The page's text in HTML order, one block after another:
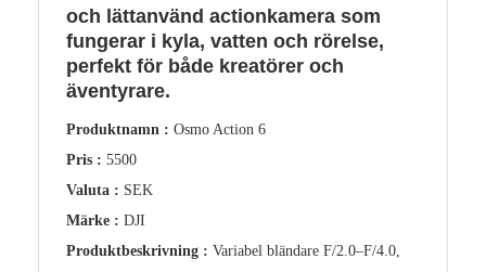
och lättanvänd actionkamera som
fungerar i kyla, vatten och rörelse,
perfekt för både kreatörer och
äventyrare.
Produktnamn : Osmo Action 6
Pris : 5500
Valuta : SEK
Märke : DJI
Produktbeskrivning : Variabel bländare F/2.0–F/4.0,